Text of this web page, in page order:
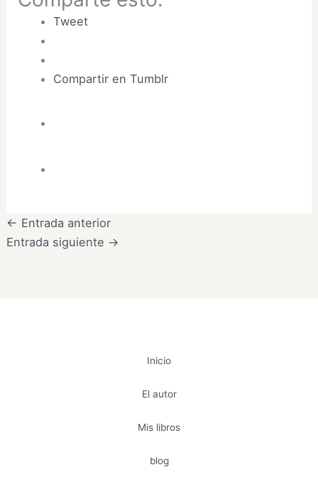
Tweet
Compartir en Tumblr
← Entrada anterior
Entrada siguiente →
Inicio
El autor
Mis libros
blog